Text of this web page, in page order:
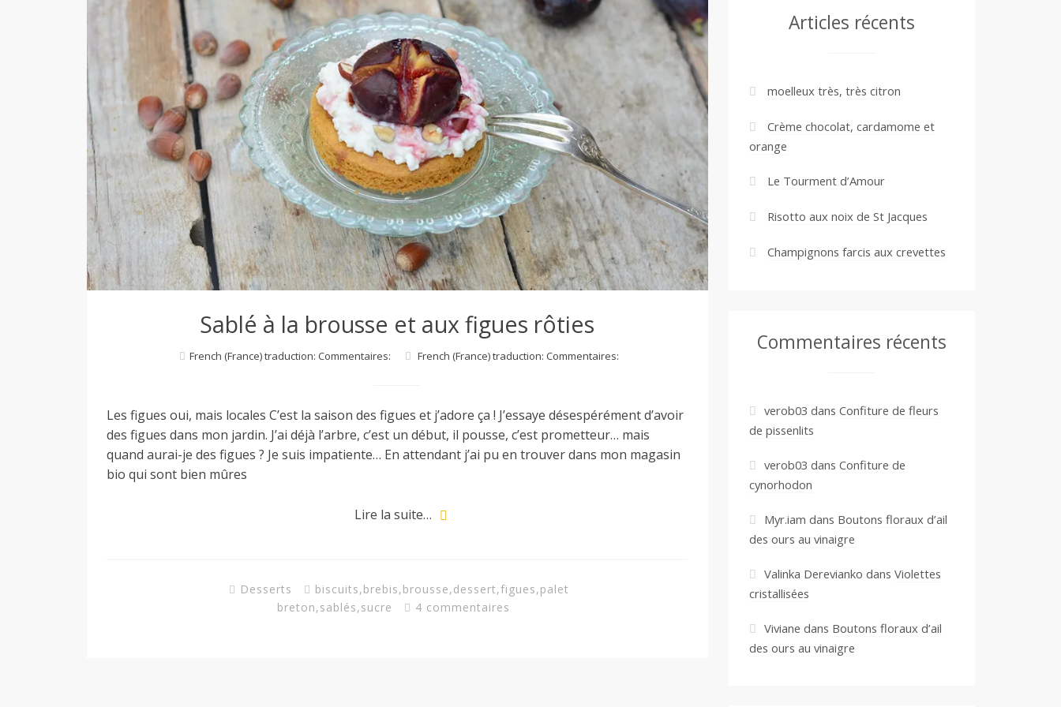
d
e
d
e
M
i
n
Sablé à la brousse et aux figues rôties
French (France) traduction: Commentaires: French (France) traduction: Commentaires:
Les figues oui, mais locales C’est la saison des figues et j’adore ça ! J’essaye désespérément d’avoir
des figues dans mon jardin. J’ai déjà l’arbre, c’est un début, il pousse, c’est prometteur… mais
quand aurai-je des figues ? Je suis impatiente… En attendant j’ai pu en trouver dans mon magasin
bio qui sont bien mûres
Lire la suite…
Desserts biscuits,brebis,brousse,dessert,figues,palet
breton,sablés,sucre 4 commentaires
Articles récents
moelleux très, très citron
Crème chocolat, cardamome et
orange
Le Tourment d’Amour
Risotto aux noix de St Jacques
Champignons farcis aux crevettes
Commentaires récents
verob03 dans Confiture de fleurs
de pissenlits
verob03 dans Confiture de
cynorhodon
Myr.iam dans Boutons floraux d’ail
des ours au vinaigre
Valinka Derevianko dans Violettes
cristallisées
Viviane dans Boutons floraux d’ail
des ours au vinaigre